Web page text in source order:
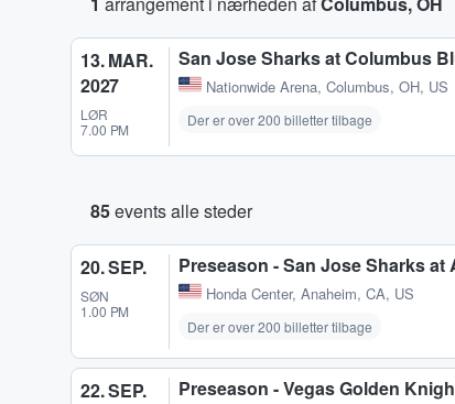
13. MAR.
2027
LØR
7.00 PM
San Jose Sharks at Columbus
Nationwide Arena, Columbus, OH, US
Der er over 200 billetter tilbage
85events alle steder
20. SEP.
SØN
1.00 PM
Preseason - San Jose Sharks at
Honda Center, Anaheim, CA, US
Der er over 200 billetter tilbage
22. SEP. Preseason - Vegas Golden